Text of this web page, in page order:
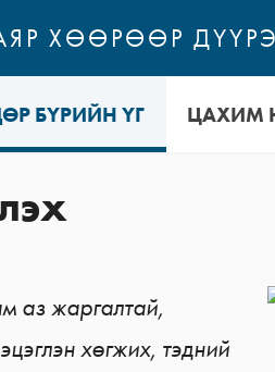
ХӨӨРӨӨР
БҮРИЙН ҮГ ЦАХИМ
аз жаргалтай,
хөгжих, тэдний